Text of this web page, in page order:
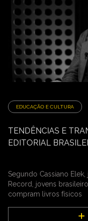
EDUCAÇÃO E CULTURA
TENDÊNCIAS E
EDITORIAL
Segundo Cassiano
Record, jovens
compram livros físicos